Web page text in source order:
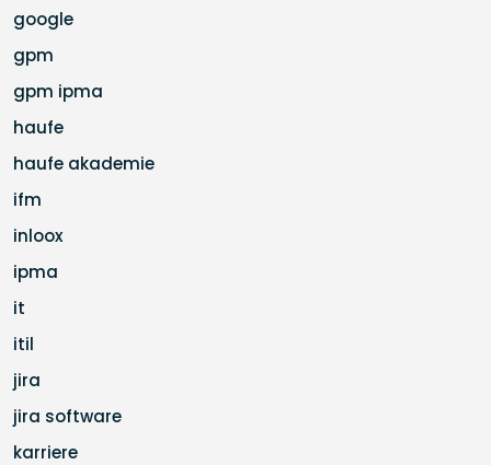
google
gpm
gpm ipma
haufe
haufe akademie
ifm
inloox
ipma
it
itil
jira
jira software
karriere